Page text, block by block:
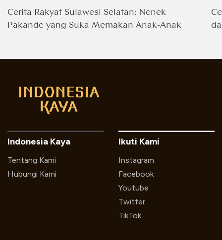
Cerita Rakyat Sulawesi Selatan: Nenek
Pakande yang Suka Memakan Anak-Anak
Indonesia Kaya
Tentang Kami
Hubungi Kami
Ikuti Kami
Instagram
Facebook
Youtube
Twitter
TikTok